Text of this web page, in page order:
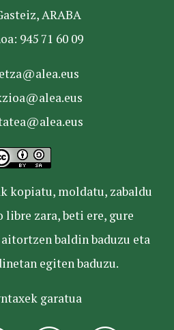
ARABA
945 71 60 09
kopiatu, moldatu, zabaldu
zara, beti ere, gure
baldin baduzu eta
egiten baduzu.
garatua